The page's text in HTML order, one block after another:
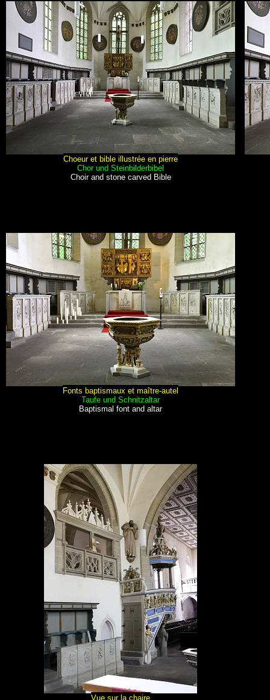
Choeur et bible illustrée en pierre
Chor und Steinbilderbibel
Choir and stone carved Bible
Fonts baptismaux et maître-autel
Taufe und Schnitzaltar
Baptismal font and altar
Vue sur la chaire